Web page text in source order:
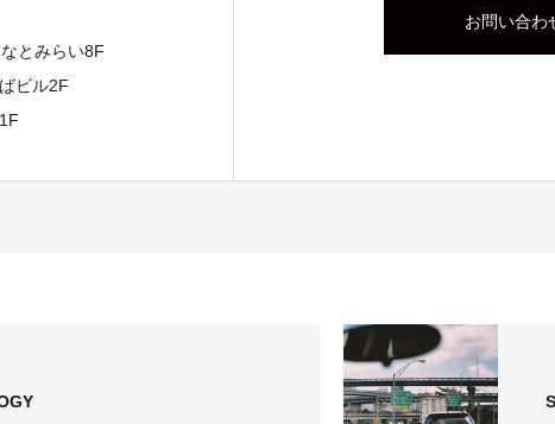
とみらい8F
ビル2F
お問い合わ